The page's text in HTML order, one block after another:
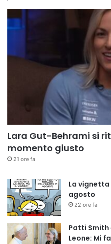
Lara Gut-Behrami si
momento giusto
21 ore fa
La
agosto
22 ore fa
Patti Smith
Leone: Mi